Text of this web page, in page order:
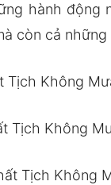
hành động
còn cả
Tịch Không
Tịch Không
Tịch Không